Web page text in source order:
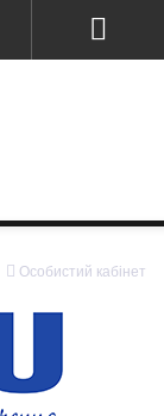
Особистий кабінет